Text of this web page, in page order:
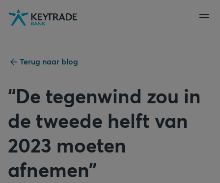
Naar
navigatie
Naar
aanmelden
Naar
inhoud
Terug naar blog
“De tegenwind zou in
de tweede helft van
2023 moeten
afnemen”